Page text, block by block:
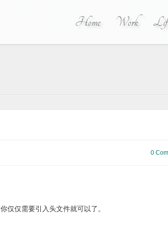
Home Work
0
仅仅需要引入头文件就可以了。